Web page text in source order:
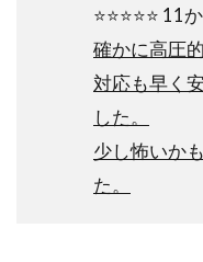
⭐️⭐️⭐️⭐️⭐️ 11
確かに高圧
対応も早く
した。
少し怖いか
た。